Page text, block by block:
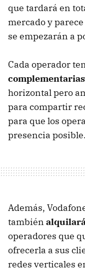
que tardará en
mercado y
se empezarán a
Cada operador
complementarias
horizontal pero
para compartir
para que los
presencia posible.
Además,
también
operadores que
ofrecerla a sus
redes verticales